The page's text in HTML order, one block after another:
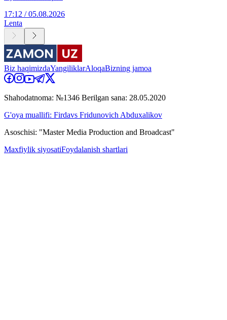
17:12 / 05.08.2026
Lenta
Biz haqimizdaYangiliklarAloqaBizning jamoa
Shahodatnoma: №1346 Berilgan sana: 28.05.2020
G'oya muallifi: Firdavs Fridunovich Abduxalikov
Asoschisi: "Master Media Production and Broadcast"
Maxfiylik siyosatiFoydalanish shartlari